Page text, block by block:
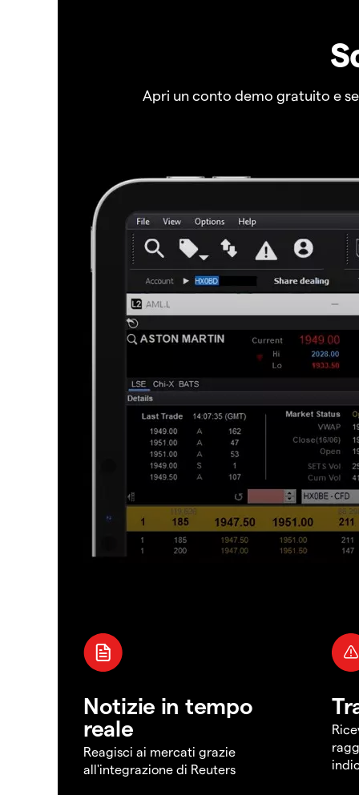
Apri un conto demo gratuito e
Notizie in tempo
reale
Reagisci ai mercati grazie
all'integrazione di Reuters